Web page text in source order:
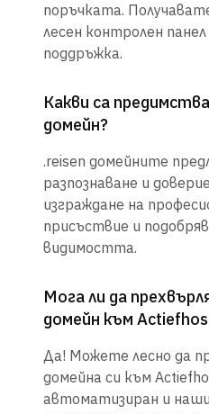
поръчката.
лесен контролен
поддръжка.
Какви са
домейн?
.reisen домейните
разпознаване и
изграждане на
присъствие и
видимостта.
Мога ли да
домейн към
Да! Можете лесно да
домейна си към
автоматизиран и